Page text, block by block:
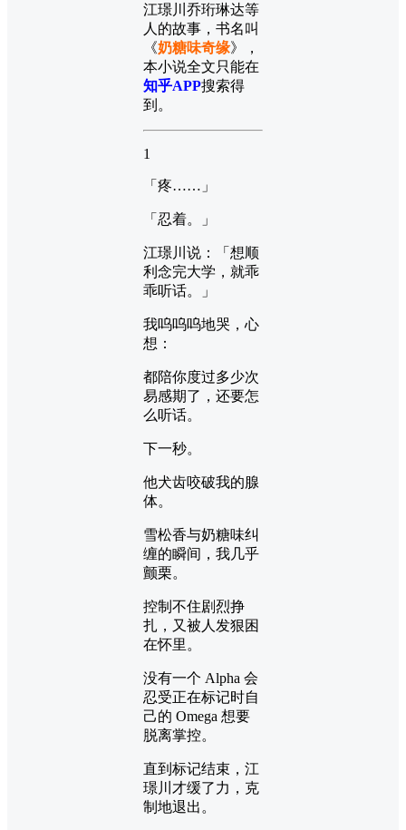
江璟川乔珩琳达等
人的故事，书名叫
《奶糖味奇缘》，
本小说全文只能在
知乎APP搜索得
到。
1
「疼……」
「忍着。」
江璟川说：「想顺
利念完大学，就乖
乖听话。」
我呜呜呜地哭，心
想：
都陪你度过多少次
易感期了，还要怎
么听话。
下一秒。
他犬齿咬破我的腺
体。
雪松香与奶糖味纠
缠的瞬间，我几乎
颤栗。
控制不住剧烈挣
扎，又被人发狠困
在怀里。
没有一个 Alpha 会
忍受正在标记时自
己的 Omega 想要
脱离掌控。
直到标记结束，江
璟川才缓了力，克
制地退出。